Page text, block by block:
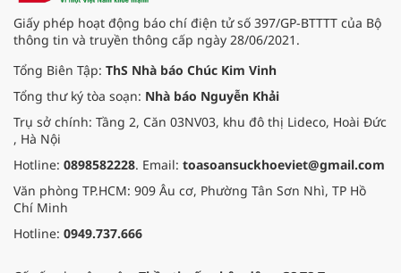
Giấy phép hoạt động báo chí điện tử số 397/GP-BTTTT của Bộ
thông tin và truyền thông cấp ngày 28/06/2021.
Tổng Biên Tập: ThS Nhà báo Chúc Kim Vinh
Tổng thư ký tòa soạn: Nhà báo Nguyễn Khải
Trụ sở chính: Tầng 2, Căn 03NV03, khu đô thị Lideco, Hoài Đức
, Hà Nội
Hotline: 0898582228. Email: toasoansuckhoeviet@gmail.com
Văn phòng TP.HCM: 909 Âu cơ, Phường Tân Sơn Nhì, TP Hồ
Chí Minh
Hotline: 0949.737.666